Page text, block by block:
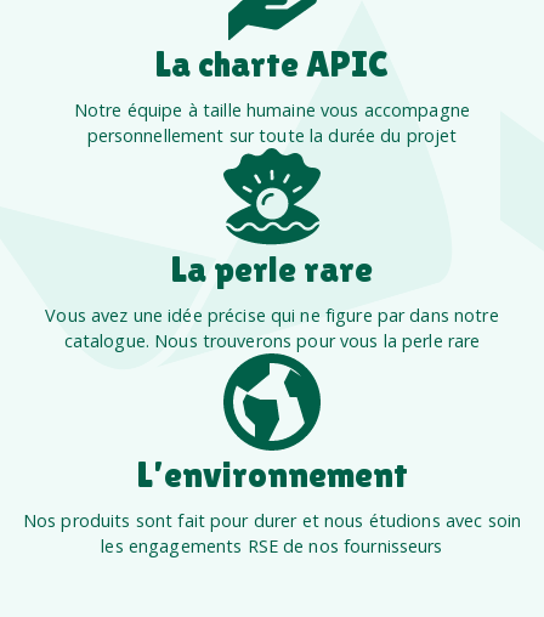
La charte APIC
Notre équipe à taille humaine vous accompagne
personnellement sur toute la durée du projet
La perle rare
Vous avez une idée précise qui ne figure par dans notre
catalogue. Nous trouverons pour vous la perle rare
L’environnement
Nos produits sont fait pour durer et nous étudions avec soin
les engagements RSE de nos fournisseurs